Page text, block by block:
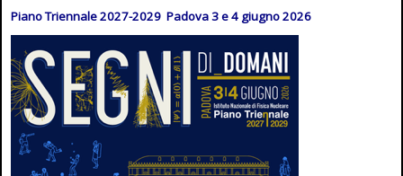
Piano Triennale 2027-2029 Padova 3 e 4 giugno 2026